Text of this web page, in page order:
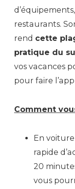
restaurants.
rend cette
pratique du
vos vacances
pour faire
Comment
En
rapide
20
vous